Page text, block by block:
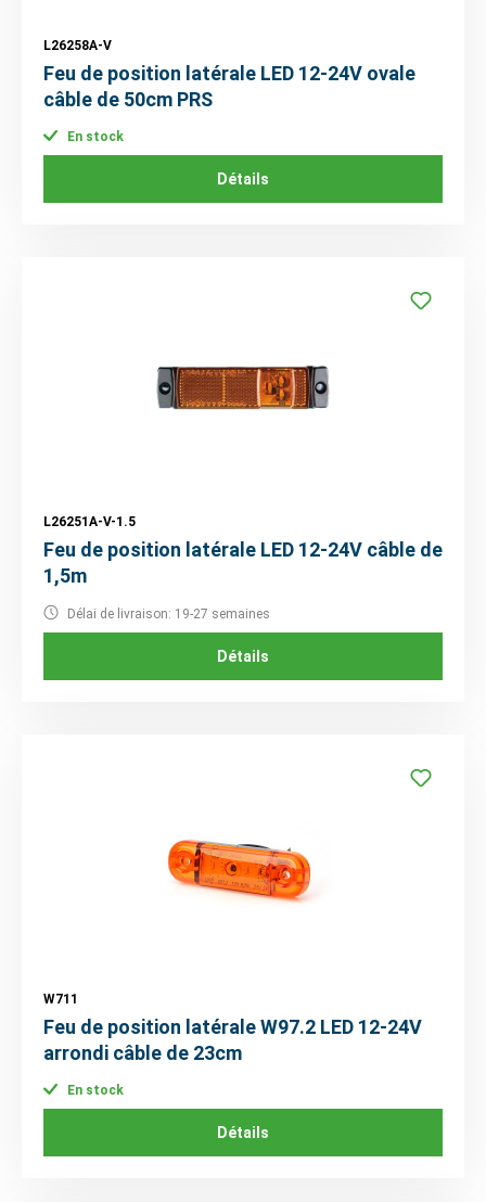
L26258A-V
Feu de position latérale LED 12-24V ovale
câble de 50cm PRS
En stock
Détails
L26251A-V-1.5
Feu de position latérale LED 12-24V câble de
1,5m
Délai de livraison: 19-27 semaines
Détails
W711
Feu de position latérale W97.2 LED 12-24V
arrondi câble de 23cm
En stock
Détails